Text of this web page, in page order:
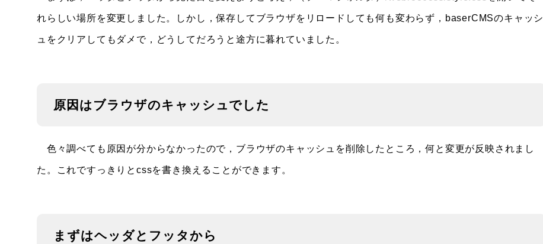
れらしい場所を変更しました。しかし，保存してブラウザをリロードしても何も変わらず，baserCMSのキャッシ
ュをクリアしてもダメで，どうしてだろうと途方に暮れていました。
原因はブラウザのキャッシュでした
色々調べても原因が分からなかったので，ブラウザのキャッシュを削除したところ，何と変更が反映されまし
た。これですっきりとcssを書き換えることができます。
まずはヘッダとフッタから